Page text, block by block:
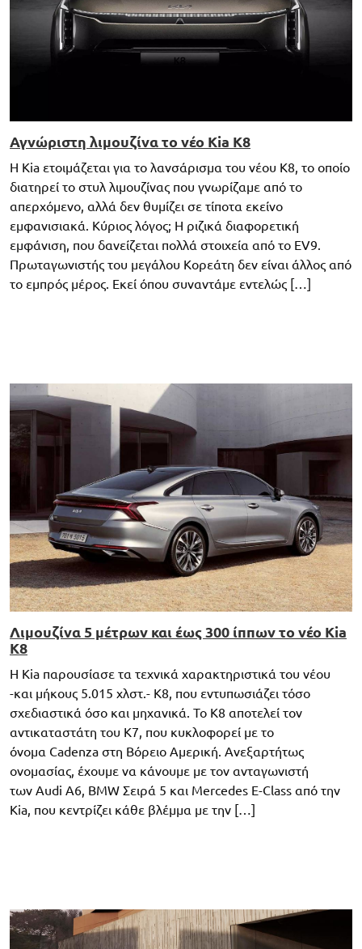
Αγνώριστη λιμουζίνα το νέο Kia K8
Η Kia ετοιμάζεται για το λανσάρισμα του νέου K8, το οποίο
διατηρεί το στυλ λιμουζίνας που γνωρίζαμε από το
απερχόμενο, αλλά δεν θυμίζει σε τίποτα εκείνο
εμφανισιακά. Κύριος λόγος; Η ριζικά διαφορετική
εμφάνιση, που δανείζεται πολλά στοιχεία από το EV9.
Πρωταγωνιστής του μεγάλου Κορεάτη δεν είναι άλλος από
το εμπρός μέρος. Εκεί όπου συναντάμε εντελώς […]
Λιμουζίνα 5 μέτρων και έως 300 ίππων το νέο Kia
K8
Η Kia παρουσίασε τα τεχνικά χαρακτηριστικά του νέου
-και μήκους 5.015 χλστ.- K8, που εντυπωσιάζει τόσο
σχεδιαστικά όσο και μηχανικά. Το K8 αποτελεί τον
αντικαταστάτη του K7, που κυκλοφορεί με το
όνομα Cadenza στη Βόρειο Αμερική. Ανεξαρτήτως
ονομασίας, έχουμε να κάνουμε με τον ανταγωνιστή
των Audi A6, BMW Σειρά 5 και Mercedes E-Class από την
Kia, που κεντρίζει κάθε βλέμμα με την […]